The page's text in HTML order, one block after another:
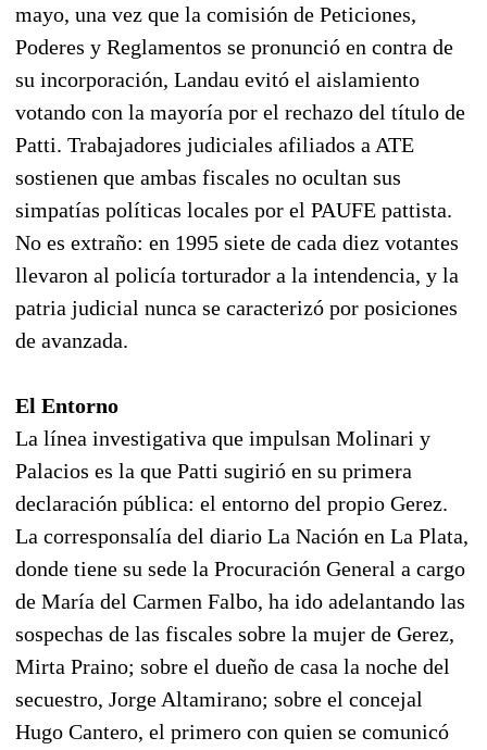
mayo, una vez que la comisión de Peticiones,
Poderes y Reglamentos se pronunció en contra de
su incorporación, Landau evitó el aislamiento
votando con la mayoría por el rechazo del título de
Patti. Trabajadores judiciales afiliados a ATE
sostienen que ambas fiscales no ocultan sus
simpatías políticas locales por el PAUFE pattista.
No es extraño: en 1995 siete de cada diez votantes
llevaron al policía torturador a la intendencia, y la
patria judicial nunca se caracterizó por posiciones
de avanzada.
El Entorno
La línea investigativa que impulsan Molinari y
Palacios es la que Patti sugirió en su primera
declaración pública: el entorno del propio Gerez.
La corresponsalía del diario La Nación en La Plata,
donde tiene su sede la Procuración General a cargo
de María del Carmen Falbo, ha ido adelantando las
sospechas de las fiscales sobre la mujer de Gerez,
Mirta Praino; sobre el dueño de casa la noche del
secuestro, Jorge Altamirano; sobre el concejal
Hugo Cantero, el primero con quien se comunicó